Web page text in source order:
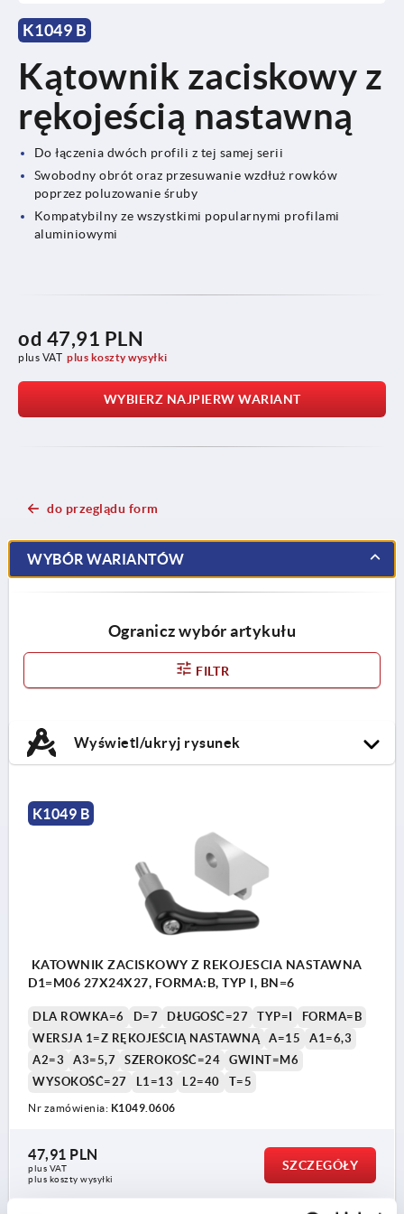
K1049 B
Kątownik zaciskowy z
rękojeścią nastawną
Do łączenia dwóch profili z tej samej serii
Swobodny obrót oraz przesuwanie wzdłuż rowków
poprzez poluzowanie śruby
Kompatybilny ze wszystkimi popularnymi profilami
aluminiowymi
od 47,91 PLN
plus VAT plus koszty wysyłki
WYBIERZ NAJPIERW WARIANT
do przeglądu form
WYBÓR WARIANTÓW
Ogranicz wybór artykułu
FILTR
Wyświetl/ukryj rysunek
K1049 B
KATOWNIK ZACISKOWY Z REKOJESCIA NASTAWNA
D1=M06 27X24X27, FORMA:B, TYP I, BN=6
DLA ROWKA=6 D=7 DŁUGOŚĆ=27 TYP=I
FORMA=B
WERSJA 1=Z RĘKOJEŚCIĄ NASTAWNĄ
A=15
A1=6,3
A2=3
A3=5,7 SZEROKOŚĆ=24
GWINT=M6
WYSOKOŚĆ=27
L1=13 L2=40 T=5
Nr zamówienia: K1049.0606
47,91 PLN
plus VAT
plus koszty wysyłki
SZCZEGÓŁY